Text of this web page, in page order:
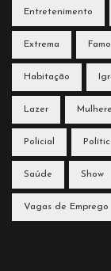
Entretenimento
Extrema
Habitação
Lazer
Policial
Saúde Show
Vagas de Emprego